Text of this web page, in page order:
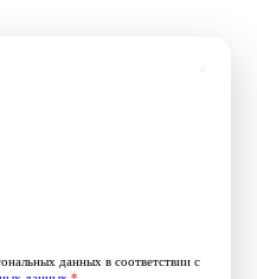
данных в соответствии с